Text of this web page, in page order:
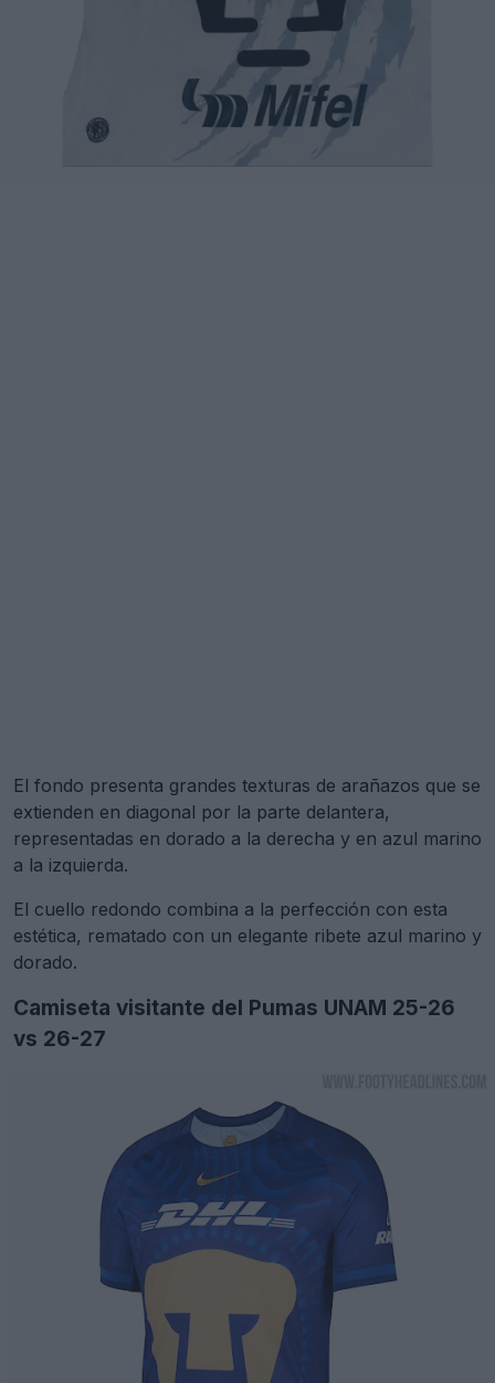
El fondo presenta grandes texturas de arañazos que se
extienden en diagonal por la parte delantera,
representadas en dorado a la derecha y en azul marino
a la izquierda.
El cuello redondo combina a la perfección con esta
estética, rematado con un elegante ribete azul marino y
dorado.
Camiseta visitante del Pumas UNAM 25-26
vs 26-27